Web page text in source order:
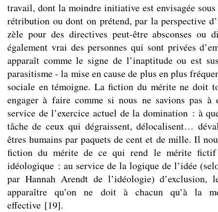
travail, dont la moindre initiative est envisagée sous
rétribution ou dont on prétend, par la perspective
zèle pour des directives peut-être absconses ou
également vrai des personnes qui sont privées
apparaît comme le signe de l’inaptitude ou est
parasitisme - la mise en cause de plus en plus
sociale en témoigne. La fiction du mérite ne doit
engager à faire comme si nous ne savions pas
service de l’exercice actuel de la domination : à
tâche de ceux qui dégraissent, délocalisent…
êtres humains par paquets de cent et de mille. Il
fiction du mérite de ce qui rend le mérite
idéologique : au service de la logique de l’idée
par Hannah Arendt de l’idéologie)
apparaître qu’on ne doit à chacun qu’à la
effective [19].